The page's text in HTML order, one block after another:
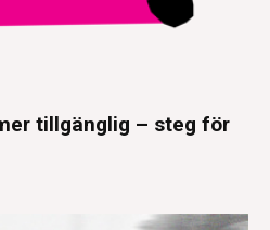
tillgänglig – steg för